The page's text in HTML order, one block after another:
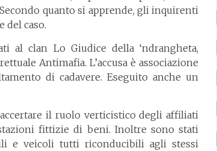
quanto si apprende, gli inquirenti
del caso.
al clan Lo Giudice della ‘ndrangheta,
Antimafia. L’accusa è associazione
di cadavere. Eseguito anche un
il ruolo verticistico degli affiliati
fittizie di beni. Inoltre sono stati
e veicoli tutti riconducibili agli stessi